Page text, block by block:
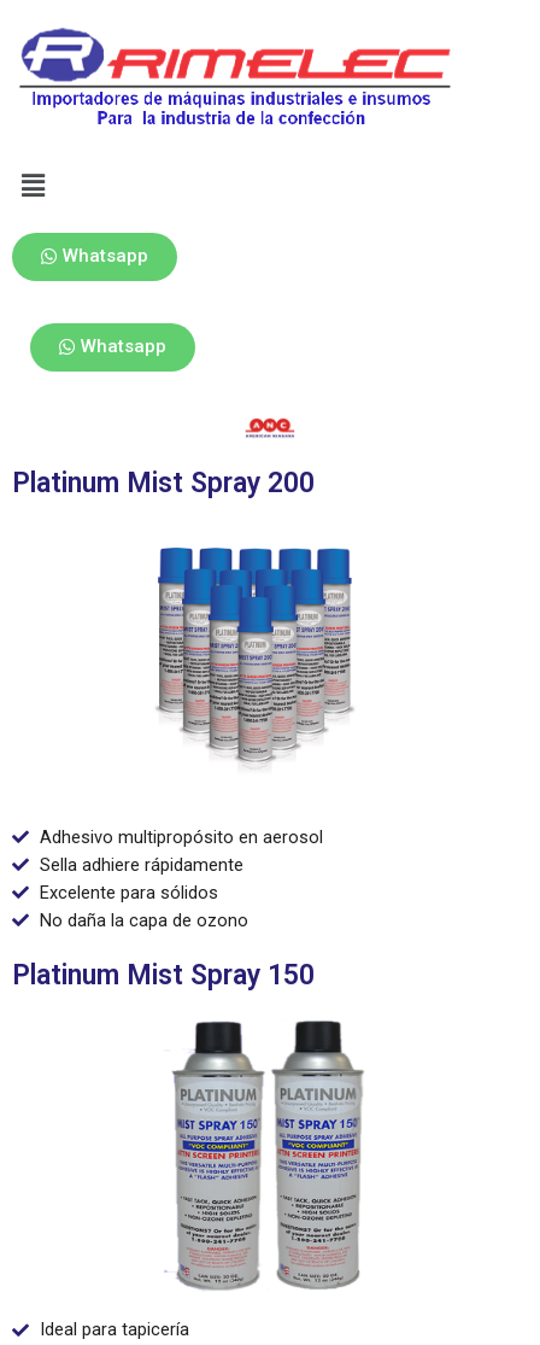
Whatsapp
Whatsapp
Platinum Mist Spray 200
Adhesivo multipropósito en aerosol
Sella adhiere rápidamente
Excelente para sólidos
No daña la capa de ozono
Platinum Mist Spray 150
Ideal para tapicería